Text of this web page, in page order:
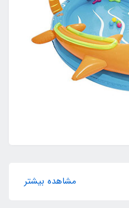
مشاهده بیشتر